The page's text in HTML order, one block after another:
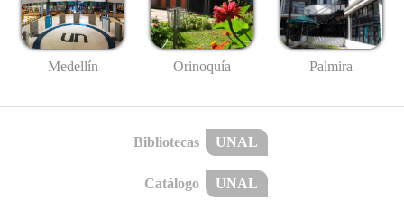
Medellín Orinoquía Palmira
Bibliotecas UNAL
Catálogo UNAL